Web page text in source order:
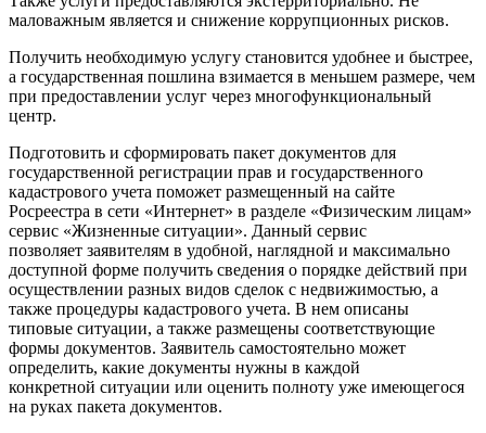
маловажным является и снижение коррупционных рисков.
Получить необходимую услугу становится удобнее и быстрее,
а государственная пошлина взимается в меньшем размере, чем
при предоставлении услуг через многофункциональный
центр.
Подготовить и сформировать пакет документов для
государственной регистрации прав и государственного
кадастрового учета поможет размещенный на сайте
Росреестра в сети «Интернет» в разделе «Физическим лицам»
сервис «Жизненные ситуации». Данный сервис
позволяет заявителям в удобной, наглядной и максимально
доступной форме получить сведения о порядке действий при
осуществлении разных видов сделок с недвижимостью, а
также процедуры кадастрового учета. В нем описаны
типовые ситуации, а также размещены соответствующие
формы документов. Заявитель самостоятельно может
определить, какие документы нужны в каждой
конкретной ситуации или оценить полноту уже имеющегося
на руках пакета документов.